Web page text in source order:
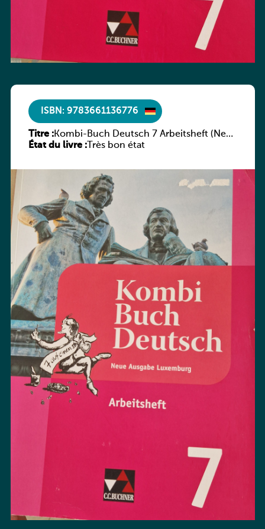
ISBN: 9783661136776
Titre :Kombi-Buch Deutsch 7 Arbeitsheft (Neue
Ausgabe Luxemburg)
État du livre :Très bon état